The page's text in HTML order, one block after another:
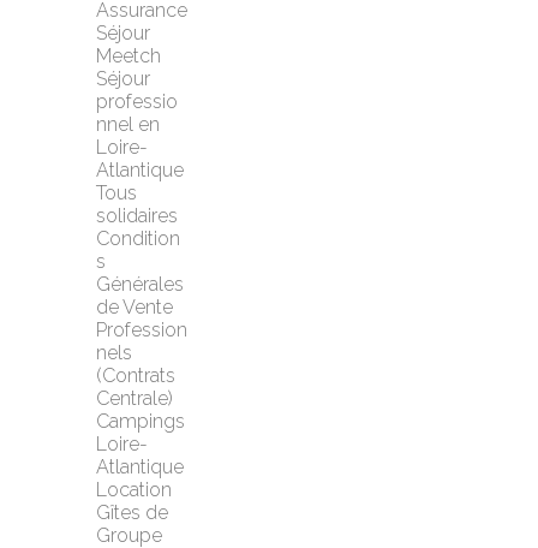
Assurance
Séjour
Meetch
Séjour
professio
nnel en
Loire-
Atlantique
Tous
solidaires
Condition
s
Générales
de Vente
Profession
nels
(Contrats
Centrale)
Campings
Loire-
Atlantique
Location
Gîtes de
Groupe